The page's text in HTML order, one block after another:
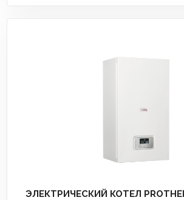
ЭЛЕКТРИЧЕСКИЙ КОТЕЛ